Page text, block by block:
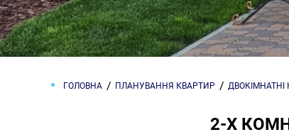
ГОЛОВНА ПЛАНУВАННЯ КВАРТИР ДВОКІМНАТНІ
2-Х